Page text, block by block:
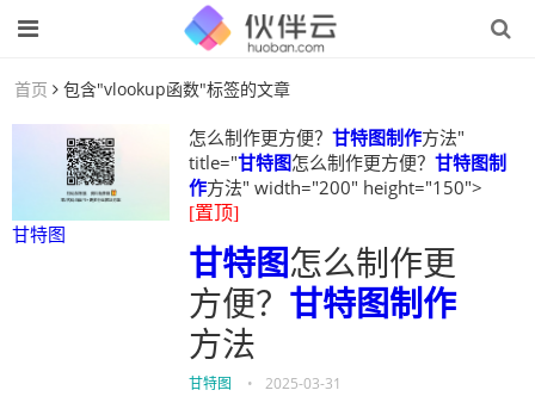
首页 包含"vlookup函数"标签的文章
甘特图
怎么制作更方便？ 甘特图制作方法"
title="甘特图怎么制作更方便？ 甘特图制
作方法" width="200" height="150">
[置顶]
甘特图怎么制作更
方便？ 甘特图制作
方法
甘特图 • 2025-03-31